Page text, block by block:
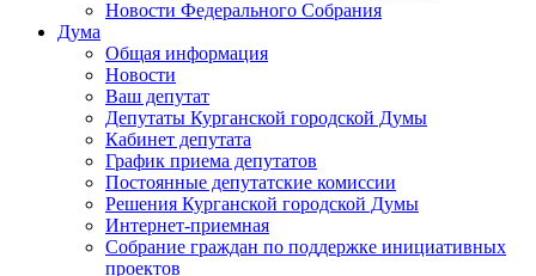
Новости Федерального Cобрания
Дума
Общая информация
Новости
Ваш депутат
Депутаты Курганской городской Думы
Кабинет депутата
График приема депутатов
Постоянные депутатские комиссии
Решения Курганской городской Думы
Интернет-приемная
Собрание граждан по поддержке инициативных
проектов